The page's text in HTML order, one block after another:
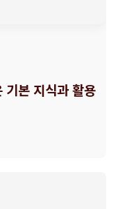
기본 지식과 활용